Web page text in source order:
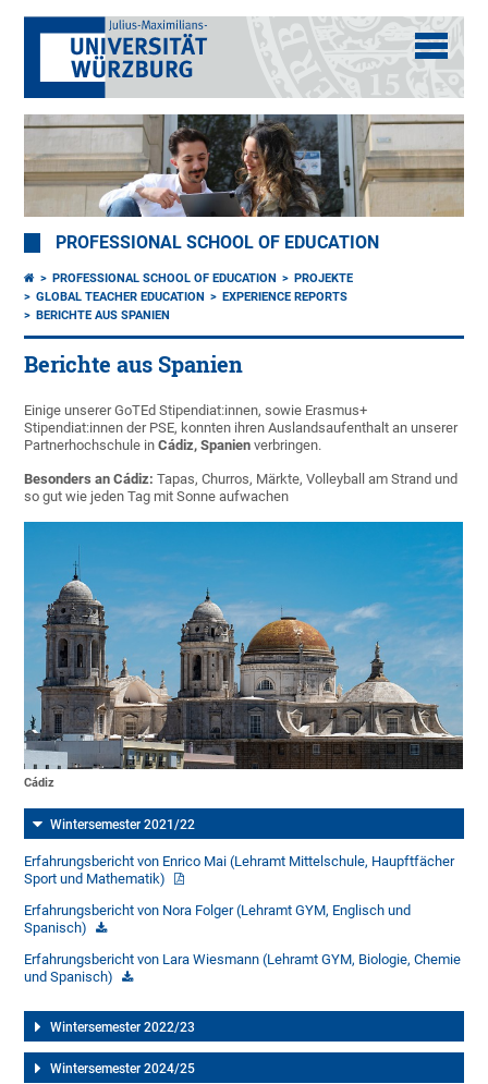
PROFESSIONAL SCHOOL OF EDUCATION
PROFESSIONAL SCHOOL OF EDUCATION
PROJEKTE
GLOBAL TEACHER EDUCATION
EXPERIENCE REPORTS
BERICHTE AUS SPANIEN
Berichte aus Spanien
Einige unserer GoTEd Stipendiat:innen, sowie Erasmus+
Stipendiat:innen der PSE, konnten ihren Auslandsaufenthalt an unserer
Partnerhochschule inCádiz, Spanienverbringen.
Besonders an Cádiz: Tapas, Churros, Märkte, Volleyball am Strand und
so gut wie jeden Tag mit Sonne aufwachen
Cádiz
Wintersemester 2021/22
Erfahrungsbericht von Enrico Mai (Lehramt Mittelschule, Haupftfächer
Sport und Mathematik)
Erfahrungsbericht von Nora Folger (Lehramt GYM, Englisch und
Spanisch)
Erfahrungsbericht von Lara Wiesmann (Lehramt GYM, Biologie, Chemie
und Spanisch)
Wintersemester 2022/23
Wintersemester 2024/25